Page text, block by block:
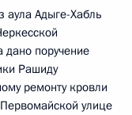
Адыге-Хабль
дано поручение
Рашиду
ремонту кровли
улице